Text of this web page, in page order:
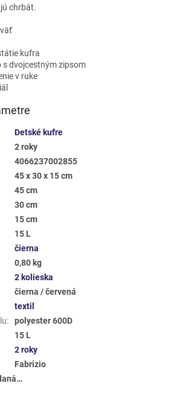
chrbát.
kufra
s dvojcestným zipsom
v ruke
Detské kufre
2 roky
4066237002855
45 x 30 x 15 cm
45 cm
30 cm
15 cm
15 L
čierna
0,80 kg
2 kolieska
čierna / červená
textil
:
polyester 600D
15 L
2 roky
Fabrizio